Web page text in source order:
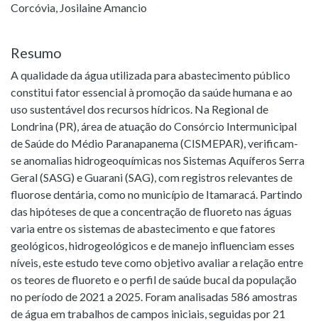
Corcóvia, Josilaine Amancio
Resumo
A qualidade da água utilizada para abastecimento público
constitui fator essencial à promoção da saúde humana e ao
uso sustentável dos recursos hídricos. Na Regional de
Londrina (PR), área de atuação do Consórcio Intermunicipal
de Saúde do Médio Paranapanema (CISMEPAR), verificam-
se anomalias hidrogeoquímicas nos Sistemas Aquíferos Serra
Geral (SASG) e Guarani (SAG), com registros relevantes de
fluorose dentária, como no município de Itamaracá. Partindo
das hipóteses de que a concentração de fluoreto nas águas
varia entre os sistemas de abastecimento e que fatores
geológicos, hidrogeológicos e de manejo influenciam esses
níveis, este estudo teve como objetivo avaliar a relação entre
os teores de fluoreto e o perfil de saúde bucal da população
no período de 2021 a 2025. Foram analisadas 586 amostras
de água em trabalhos de campos iniciais, seguidas por 21